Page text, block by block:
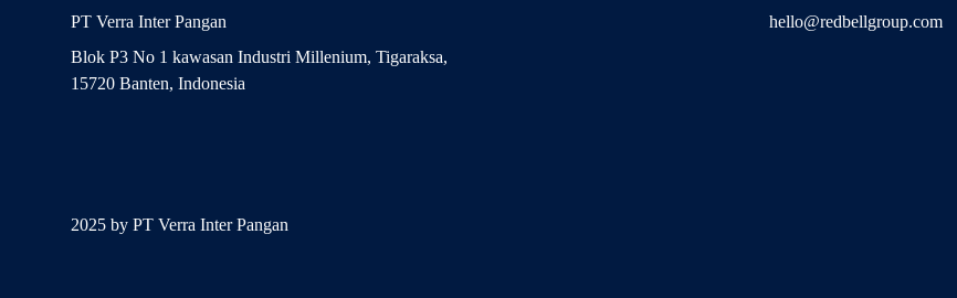
PT Verra Inter Pangan
Blok P3 No 1 kawasan Industri Millenium, Tigaraksa,
15720 Banten, Indonesia
2025 by PT Verra Inter Pangan
hello@redbellgroup.com